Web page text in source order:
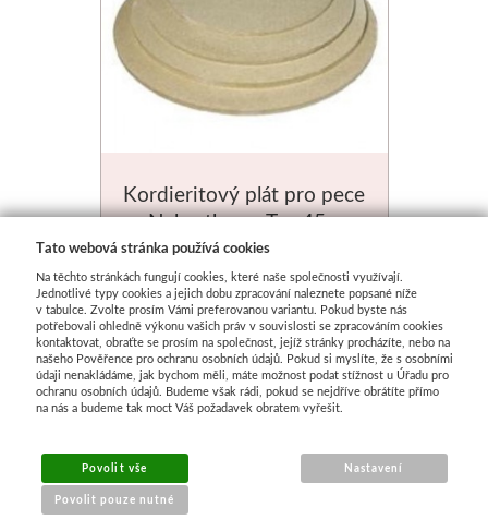
Kordieritový plát pro pece
Nabertherm Top45 a
Top60, průměr 350mm
Na objednání
930 Kč
Tato webová stránka používá cookies
Na těchto stránkách fungují cookies, které naše společnosti využívají.
Jednotlivé typy cookies a jejich dobu zpracování naleznete popsané níže
v tabulce. Zvolte prosím Vámi preferovanou variantu. Pokud byste nás
potřebovali ohledně výkonu vašich práv v souvislosti se zpracováním cookies
kontaktovat, obraťte se prosím na společnost, jejíž stránky procházíte, nebo na
našeho Pověřence pro ochranu osobních údajů. Pokud si myslíte, že s osobními
údaji nenakládáme, jak bychom měli, máte možnost podat stížnost u Úřadu pro
ochranu osobních údajů. Budeme však rádi, pokud se nejdříve obrátíte přímo
na nás a budeme tak moct Váš požadavek obratem vyřešit.
Povolit vše
Povolit pouze nutné
Nastavení